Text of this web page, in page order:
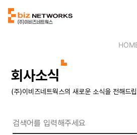
회사소식
(주)이비즈네트웍스의 새로운 소식을 전해드